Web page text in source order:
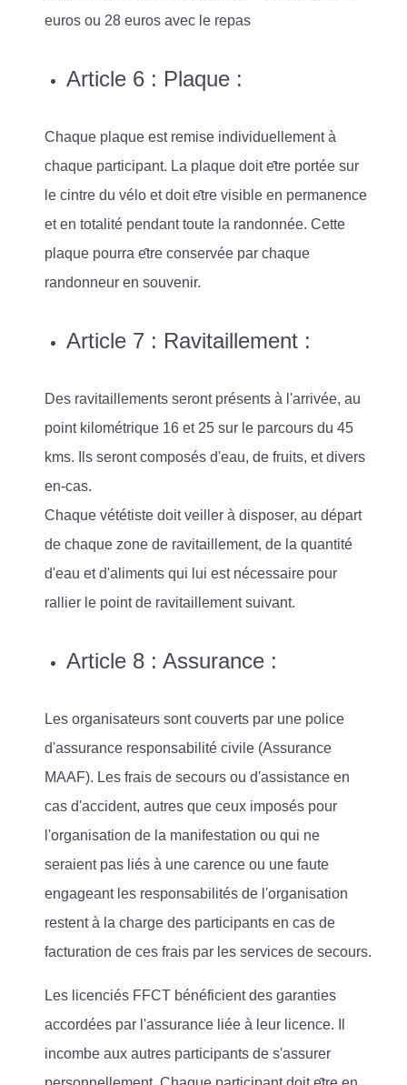
euros ou 28 euros avec le repas
Article 6 : Plaque :
Chaque plaque est remise individuellement à
chaque participant. La plaque doit etre portée sur
le cintre du vélo et doit etre visible en permanence
et en totalité pendant toute la randonnée. Cette
plaque pourra etre conservée par chaque
randonneur en souvenir.
Article 7 : Ravitaillement :
Des ravitaillements seront présents à l'arrivée, au
point kilométrique 16 et 25 sur le parcours du 45
kms. Ils seront composés d'eau, de fruits, et divers
en-cas.
Chaque vététiste doit veiller à disposer, au départ
de chaque zone de ravitaillement, de la quantité
d'eau et d'aliments qui lui est nécessaire pour
rallier le point de ravitaillement suivant.
Article 8 : Assurance :
Les organisateurs sont couverts par une police
d'assurance responsabilité civile (Assurance
MAAF). Les frais de secours ou d'assistance en
cas d'accident, autres que ceux imposés pour
l'organisation de la manifestation ou qui ne
seraient pas liés à une carence ou une faute
engageant les responsabilités de l'organisation
restent à la charge des participants en cas de
facturation de ces frais par les services de secours.
Les licenciés FFCT bénéficient des garanties
accordées par l'assurance liée à leur licence. Il
incombe aux autres participants de s'assurer